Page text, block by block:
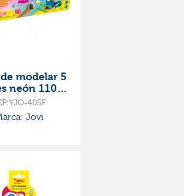
modelar 5
neón 110gr
YJO-405F
Jovi